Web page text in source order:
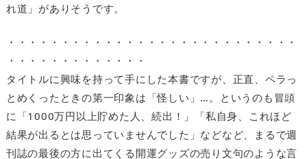
れ道」がありそうです。
・・・・・・・・・・・・・・・・・・・・・・・・・・・
・・・・・・・・・・・・・
タイトルに興味を持って手にした本書ですが、正直、ペラっ
とめくったときの第一印象は「怪しい」…。というのも冒頭
に「1000万円以上貯めた人、続出！」「私自身、これほど
結果が出るとは思っていませんでした」などなど、まるで週
刊誌の最後の方に出てくる開運グッズの売り文句のような言